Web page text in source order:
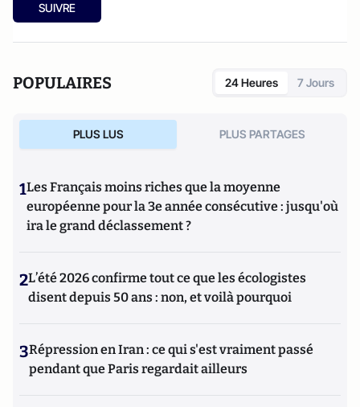
SUIVRE
POPULAIRES 24 Heures 7 Jours
PLUS LUS PLUS PARTAGES
1Les Français moins riches que la moyenne
européenne pour la 3e année consécutive : jusqu'où
ira le grand déclassement ?
2L’été 2026 confirme tout ce que les écologistes
disent depuis 50 ans : non, et voilà pourquoi
3Répression en Iran : ce qui s'est vraiment passé
pendant que Paris regardait ailleurs